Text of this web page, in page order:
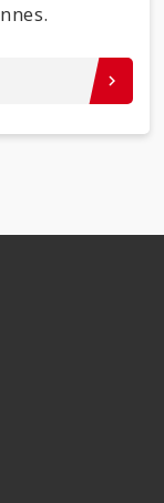
keyboard_arrow_right